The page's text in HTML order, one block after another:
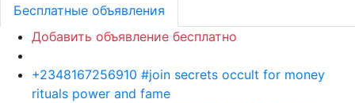
Бесплатные объявления
Добавить объявление бесплатно
+2348167256910 #join secrets occult for money
rituals power and fame